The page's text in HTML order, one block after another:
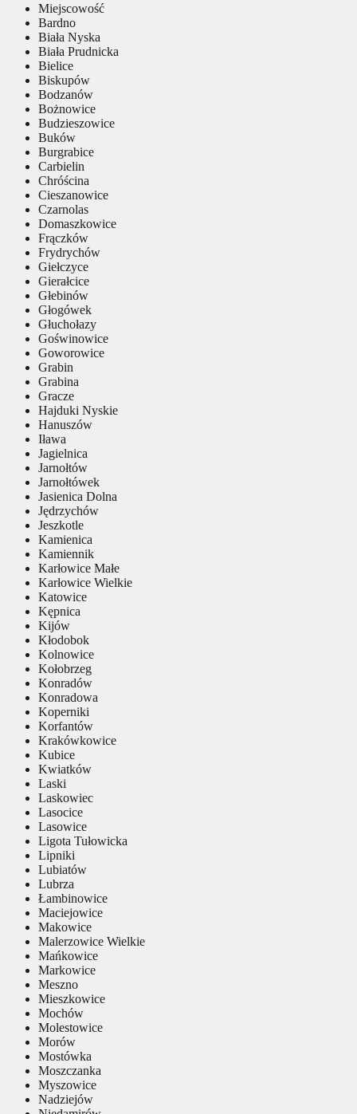
Miejscowość
Bardno
Biała Nyska
Biała Prudnicka
Bielice
Biskupów
Bodzanów
Bożnowice
Budzieszowice
Buków
Burgrabice
Carbielin
Chróścina
Cieszanowice
Czarnolas
Domaszkowice
Frączków
Frydrychów
Giełczyce
Gierałcice
Głebinów
Głogówek
Głuchołazy
Goświnowice
Goworowice
Grabin
Grabina
Gracze
Hajduki Nyskie
Hanuszów
Iława
Jagielnica
Jarnołtów
Jarnołtówek
Jasienica Dolna
Jędrzychów
Jeszkotle
Kamienica
Kamiennik
Karłowice Małe
Karłowice Wielkie
Katowice
Kępnica
Kijów
Kłodobok
Kolnowice
Kołobrzeg
Konradów
Konradowa
Koperniki
Korfantów
Krakówkowice
Kubice
Kwiatków
Laski
Laskowiec
Lasocice
Lasowice
Ligota Tułowicka
Lipniki
Lubiatów
Lubrza
Łambinowice
Maciejowice
Makowice
Malerzowice Wielkie
Mańkowice
Markowice
Meszno
Mieszkowice
Mochów
Molestowice
Morów
Mostówka
Moszczanka
Myszowice
Nadziejów